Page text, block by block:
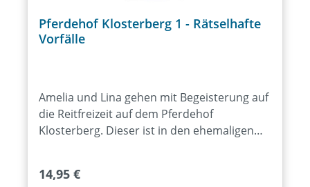
Pferdehof Klosterberg 1 - Rätselhafte
Vorfälle
Amelia und Lina gehen mit Begeisterung auf
die Reitfreizeit auf dem Pferdehof
Klosterberg. Dieser ist in den ehemaligen
Polizeisirenen gestört. Im Kloster wurde
Regulärer Preis:
14,95 €